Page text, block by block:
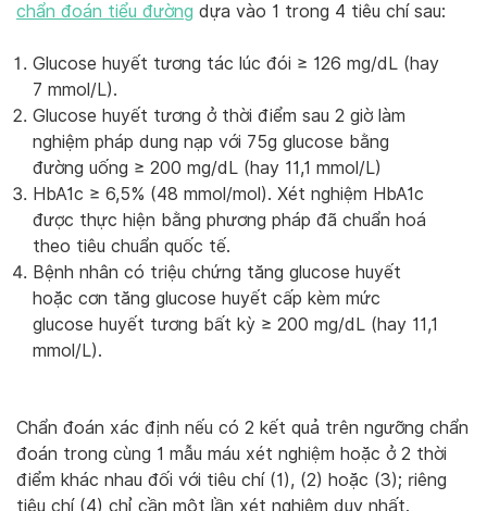
chẩn đoán tiểu đường dựa vào 1 trong 4 tiêu chí sau:
Glucose huyết tương tác lúc đói ≥ 126 mg/dL (hay
7 mmol/L).
Glucose huyết tương ở thời điểm sau 2 giờ làm
nghiệm pháp dung nạp với 75g glucose bằng
đường uống ≥ 200 mg/dL (hay 11,1 mmol/L)
HbA1c ≥ 6,5% (48 mmol/mol). Xét nghiệm HbA1c
được thực hiện bằng phương pháp đã chuẩn hoá
theo tiêu chuẩn quốc tế.
Bệnh nhân có triệu chứng tăng glucose huyết
hoặc cơn tăng glucose huyết cấp kèm mức
glucose huyết tương bất kỳ ≥ 200 mg/dL (hay 11,1
mmol/L).
Chẩn đoán xác định nếu có 2 kết quả trên ngưỡng chẩn
đoán trong cùng 1 mẫu máu xét nghiệm hoặc ở 2 thời
điểm khác nhau đối với tiêu chí (1), (2) hoặc (3); riêng
tiêu chí (4) chỉ cần một lần xét nghiệm duy nhất.